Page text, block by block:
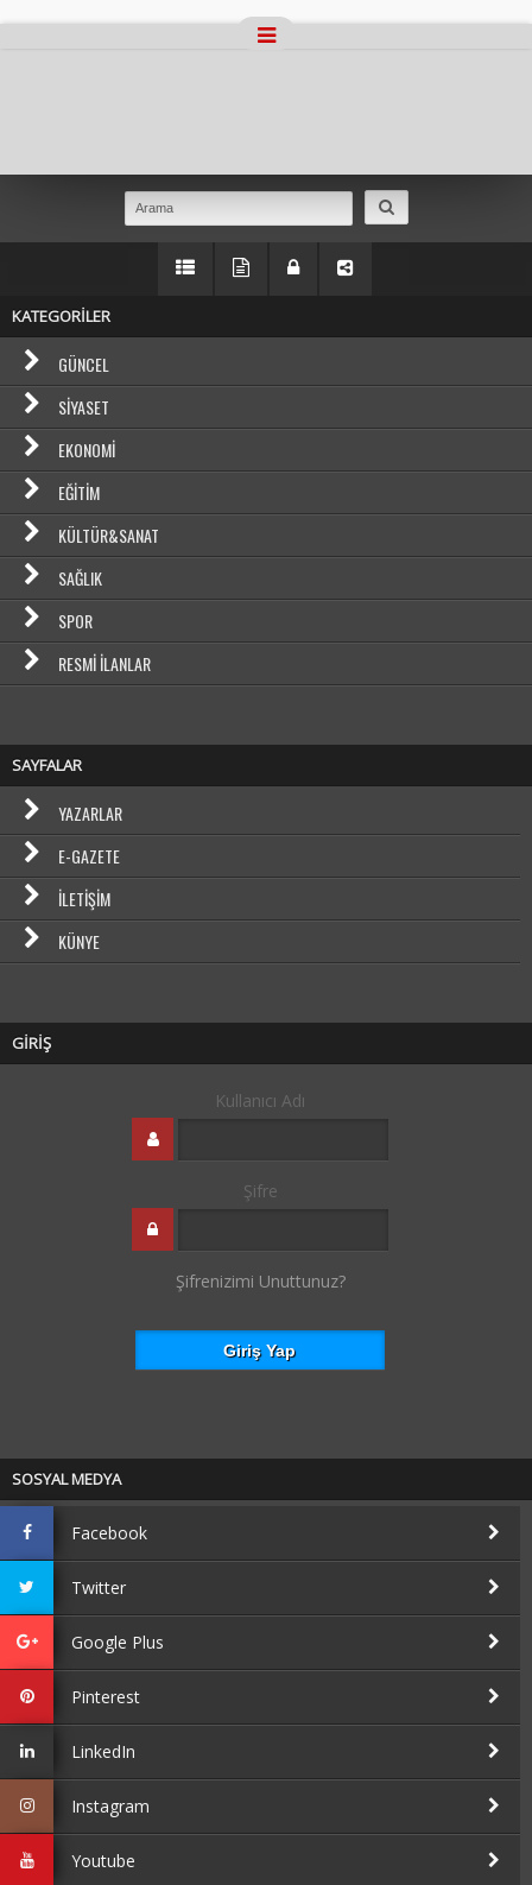
KATEGORİLER
GÜNCEL
SIYASET
EKONOMI
EĞITIM
KÜLTÜR&SANAT
SAĞLIK
SPOR
RESMI İLANLAR
SAYFALAR
YAZARLAR
E-GAZETE
İLETIŞIM
KÜNYE
GİRİŞ
Kullanıcı Adı
Şifre
Şifrenizimi Unuttunuz?
SOSYAL MEDYA
Facebook
Twitter
Google Plus
Pinterest
LinkedIn
Instagram
Youtube